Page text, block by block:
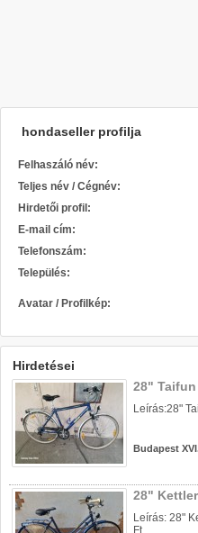
hondaseller profilja
Felhaszáló név:
Teljes név / Cégnév:
Hirdetői profil:
E-mail cím:
Telefonszám:
Település:
Avatar / Profilkép:
Hirdetései
28" Taifun
Leírás:28"
Budapest
28"
Leírás: 28"
Ft...